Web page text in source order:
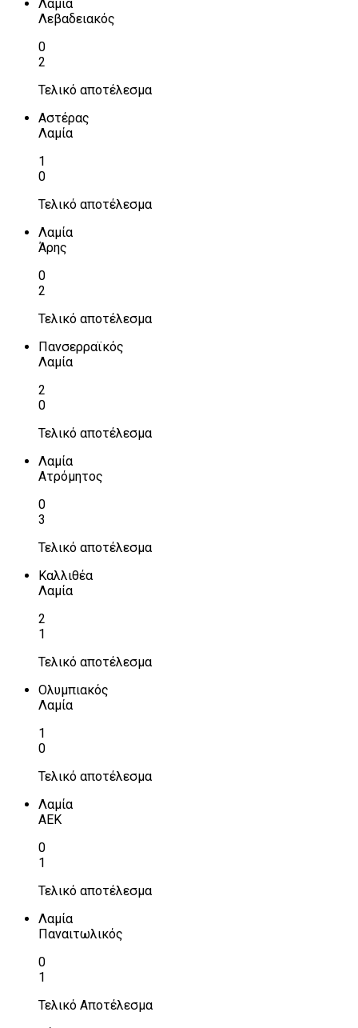
Λαμία
Λεβαδειακός
0
2
Τελικό αποτέλεσμα
Αστέρας
Λαμία
1
0
Τελικό αποτέλεσμα
Λαμία
Άρης
0
2
Τελικό αποτέλεσμα
Πανσερραϊκός
Λαμία
2
0
Τελικό αποτέλεσμα
Λαμία
Ατρόμητος
0
3
Τελικό αποτέλεσμα
Καλλιθέα
Λαμία
2
1
Τελικό αποτέλεσμα
Ολυμπιακός
Λαμία
1
0
Τελικό αποτέλεσμα
Λαμία
ΑΕΚ
0
1
Τελικό αποτέλεσμα
Λαμία
Παναιτωλικός
0
1
Τελικό Αποτέλεσμα